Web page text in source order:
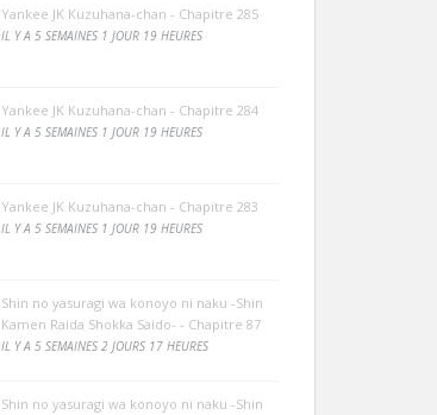
Yankee JK Kuzuhana-chan - Chapitre 285
IL Y A 5 SEMAINES 1 JOUR 19 HEURES
Yankee JK Kuzuhana-chan - Chapitre 284
IL Y A 5 SEMAINES 1 JOUR 19 HEURES
Yankee JK Kuzuhana-chan - Chapitre 283
IL Y A 5 SEMAINES 1 JOUR 19 HEURES
Shin no yasuragi wa konoyo ni naku -Shin
Kamen Raida Shokka Saido- - Chapitre 87
IL Y A 5 SEMAINES 2 JOURS 17 HEURES
Shin no yasuragi wa konoyo ni naku -Shin